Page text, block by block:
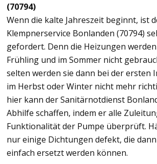
(70794)
Wenn die kalte Jahreszeit beginnt, ist
Klempnerservice Bonlanden (70794)
gefordert. Denn die Heizungen
Frühling und im Sommer nicht
selten werden sie dann bei der ersten
im Herbst oder Winter nicht mehr
hier kann der Sanitärnotdienst
Abhilfe schaffen, indem er alle
Funktionalität der Pumpe überprüft.
nur einige Dichtungen defekt, die
einfach ersetzt werden können.